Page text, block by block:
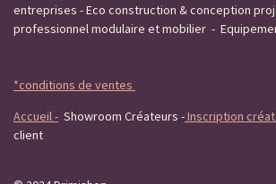
entreprises - Eco construction & conception
professionnel modulaire et mobilier -
*conditions de ventes
Accueil - Showroom Créateurs -Inscription
client